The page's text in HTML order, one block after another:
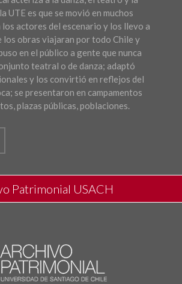
UTE es que se movió en muchos
los actores del escenario y los llevo a
los obras viajaran por todo Chile y
en el público a gente que nunca
teatral o de danza; adaptó
y los convirtió en reflejos del
se presentaron en campamentos
plazas públicas, poblaciones.
Patrimonial USACH